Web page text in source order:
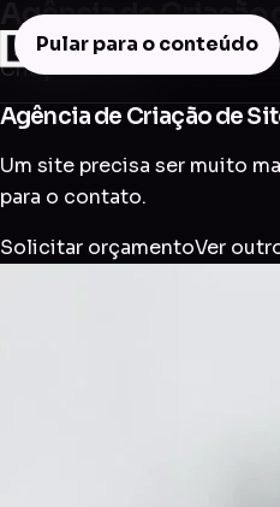
Pular para o conteúdo
Agência de Criação
Criação de Site
Agência de Criação de
Um site precisa ser muito
para o contato.
Solicitar orçamentoVer